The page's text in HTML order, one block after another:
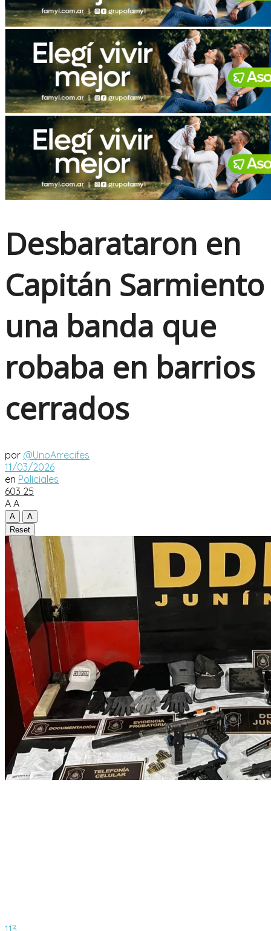
No Result
View All Result
Desbarataron en
Capitán Sarmiento
una banda que
robaba en barrios
cerrados
por @UnoArrecifes
11/03/2026
en Policiales
603 25
A A
A
A
Reset